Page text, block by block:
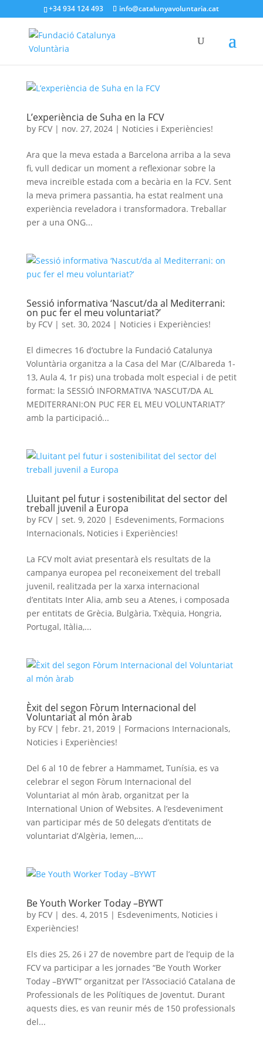
+34 934 124 493 info@catalunyavoluntaria.cat
L’experiència de Suha en la FCV
by FCV| nov. 27, 2024| Noticies i Experiències!
Ara que la meva estada a Barcelona arriba a la seva
fi, vull dedicar un moment a reflexionar sobre la
meva increïble estada com a becària en la FCV. Sent
la meva primera passantia, ha estat realment una
experiència reveladora i transformadora. Treballar
per a una ONG...
Sessió informativa ‘Nascut/da al Mediterrani:
on puc fer el meu voluntariat?’
by FCV| set. 30, 2024| Noticies i Experiències!
El dimecres 16 d’octubre la Fundació Catalunya
Voluntària organitza a la Casa del Mar (C/Albareda 1-
13, Aula 4, 1r pis) una trobada molt especial i de petit
format: la SESSIÓ INFORMATIVA ‘NASCUT/DA AL
MEDITERRANI:ON PUC FER EL MEU VOLUNTARIAT?’
amb la participació...
Lluitant pel futur i sostenibilitat del sector del
treball juvenil a Europa
by FCV| set. 9, 2020| Esdeveniments, Formacions
Internacionals, Noticies i Experiències!
La FCV molt aviat presentarà els resultats de la
campanya europea pel reconeixement del treball
juvenil, realitzada per la xarxa internacional
d’entitats Inter Alia, amb seu a Atenes, i composada
per entitats de Grècia, Bulgària, Txèquia, Hongria,
Portugal, Itàlia,...
Èxit del segon Fòrum Internacional del
Voluntariat al món àrab
by FCV| febr. 21, 2019| Formacions Internacionals,
Noticies i Experiències!
Del 6 al 10 de febrer a Hammamet, Tunísia, es va
celebrar el segon Fòrum Internacional del
Voluntariat al món àrab, organitzat per la
International Union of Websites. A l’esdeveniment
van participar més de 50 delegats d’entitats de
voluntariat d’Algèria, Iemen,...
Be Youth Worker Today –BYWT
by FCV| des. 4, 2015 | Esdeveniments, Noticies i
Experiències!
Els dies 25, 26 i 27 de novembre part de l’equip de la
FCV va participar a les jornades “Be Youth Worker
Today –BYWT” organitzat per l’Associació Catalana de
Professionals de les Polítiques de Joventut. Durant
aquests dies, es van reunir més de 150 professionals
del...